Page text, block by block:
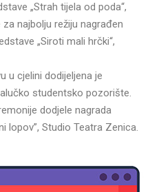
„Strah tijela od poda“,
najbolju režiju nagrađen
„Siroti mali hrčki“,
u cjelini dodijeljena je
studentsko pozorište.
dodjele nagrada
lopov”, Studio Teatra Zenica.